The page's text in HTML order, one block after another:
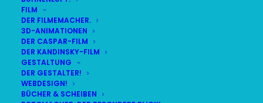
FILM
DER FILMEMACHER.
3D-ANIMATIONEN
DER CASPAR-FILM
DER KANDINSKY-FILM
GESTALTUNG
DER GESTALTER!
WEBDESIGN!
BÜCHER & SCHEIBEN
© STEFAN SCHEIDER
LIVE(alle Termine
DEMNÄCHST: